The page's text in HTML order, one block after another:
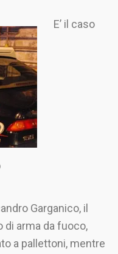
E’ il caso
Garganico, il
di arma da fuoco,
a pallettoni, mentre